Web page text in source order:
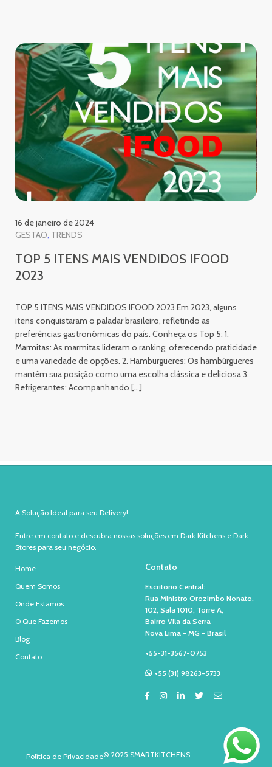
16 de janeiro de 2024
GESTAO TRENDS
TOP 5 ITENS MAIS VENDIDOS IFOOD
2023
TOP 5 ITENS MAIS VENDIDOS IFOOD 2023 Em 2023, alguns
itens conquistaram o paladar brasileiro, refletindo as
preferências gastronômicas do país. Conheça os Top 5: 1.
Marmitas: As marmitas lideram o ranking, oferecendo praticidade
e uma variedade de opções. 2. Hamburgueres: Os hambúrgueres
mantêm sua posição como uma escolha clássica e deliciosa 3.
Refrigerantes: Acompanhando […]
A Solução Ideal para seu Delivery!
Entre em contato e descubra nossas soluções em Dark Kitchens e Dark
Stores para seu negócio.
Home
Quem Somos
Onde Estamos
O Que Fazemos
Blog
Contato
Contato
Escritorio Central:
Rua Ministro Orozimbo Nonato,
102, Sala 1010, Torre A,
Bairro Vila da Serra
Nova Lima - MG - Brasil
+55-31-3567-0753
+55 (31) 98263-5733
Política de Privacidade© 2025 SMARTKITCHENS